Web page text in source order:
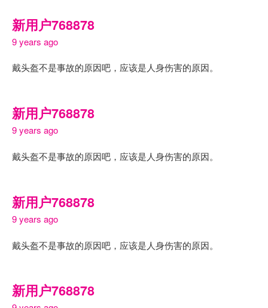
新用户768878
9 years ago
戴头盔不是事故的原因吧，应该是人身伤害的原因。
新用户768878
9 years ago
戴头盔不是事故的原因吧，应该是人身伤害的原因。
新用户768878
9 years ago
戴头盔不是事故的原因吧，应该是人身伤害的原因。
新用户768878